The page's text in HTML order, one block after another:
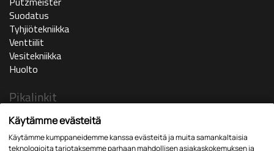
Suodatus
Tyhjiötekniikka
Venttiilit
Vesitekniikka
Huolto
Pikalinkit
Ajankohtaista
Yritys
In english
Käytämme evästeitä
Käytämme kumppaneidemme kanssa evästeitä ja muita samankaltaisia
teknologioita tarjotaksemme parhaan mahdollisen asiakaskokemuksen ja